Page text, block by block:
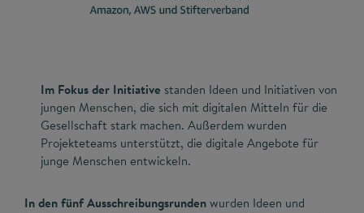
Im Fokus der Initiative standen Ideen und Initiativen von
jungen Menschen, die sich mit digitalen Mitteln für die
Gesellschaft stark machen. Außerdem wurden
Projekteteams unterstützt, die digitale Angebote für
junge Menschen entwickeln.
In den fünf Ausschreibungsrundenwurden Ideen und